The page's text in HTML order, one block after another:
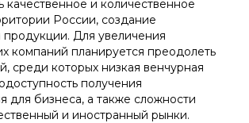
качественное и количественное
России, создание
Для увеличения
компаний планируется преодолеть
среди которых низкая венчурная
получения
для бизнеса, а также сложности
и иностранный рынки.
ВИКТОРОВИЧ